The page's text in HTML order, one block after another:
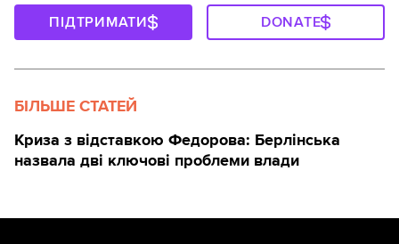
ПІДТРИМАТИ DONATE
БІЛЬШЕ СТАТЕЙ
Криза з відставкою Федорова: Берлінська
назвала дві ключові проблеми влади